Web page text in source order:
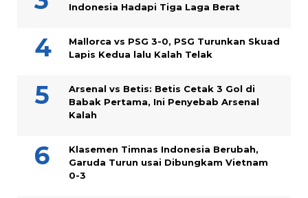
Indonesia Hadapi Tiga Laga Berat
Mallorca vs PSG 3-0, PSG Turunkan Skuad
Lapis Kedua lalu Kalah Telak
Arsenal vs Betis: Betis Cetak 3 Gol di
Babak Pertama, Ini Penyebab Arsenal
Kalah
Klasemen Timnas Indonesia Berubah,
Garuda Turun usai Dibungkam Vietnam
0-3